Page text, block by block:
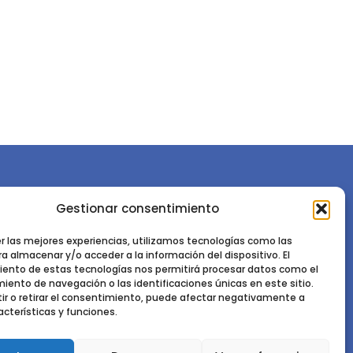
Gestionar consentimiento
las mejores experiencias, utilizamos tecnologías como las
almacenar y/o acceder a la información del dispositivo. El
de estas tecnologías nos permitirá procesar datos como el
de navegación o las identificaciones únicas en este sitio.
o retirar el consentimiento, puede afectar negativamente a
y funciones.
la Sociedad Española de Ciencias Forestales
Instituto de Ciencias Forestales, INIA-CSIC
Ctra. de la Coruña km 7,5 - 28040 Madrid